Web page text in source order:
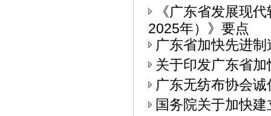
《广东省发展现
2025年）》要点
广东省加快先进
关于印发广东省
广东无纺布协会
国务院关于加快